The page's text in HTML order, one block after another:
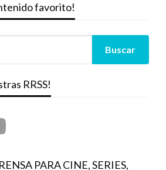
favorito!
RRSS!
PARA CINE, SERIES,